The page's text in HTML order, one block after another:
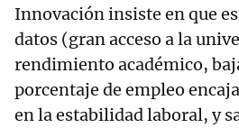
Innovación insiste en que
datos (gran acceso a la
rendimiento académico,
porcentaje de empleo
en la estabilidad laboral, y